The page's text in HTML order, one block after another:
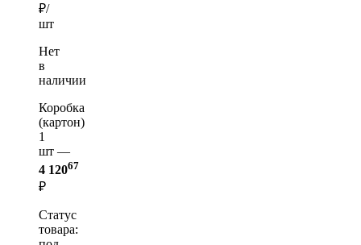
₽/
шт
Нет
в
наличии
Коробка
(картон)
1
шт —
4 12067
₽
Статус
товара: